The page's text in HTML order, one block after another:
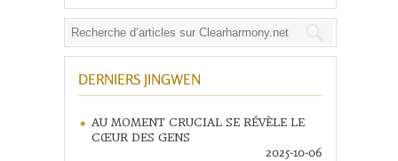
DERNIERS JINGWEN
AU MOMENT CRUCIAL SE RÉVÈLE LE
CŒUR DES GENS
2025-10-06